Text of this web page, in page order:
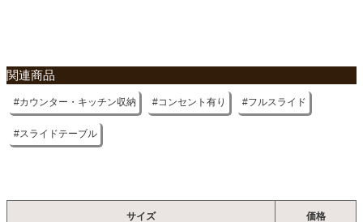
約162ｘ50ｘ86(cm)
梱包重量
約76kg
関連商品
カウンター・キッチン収納 コンセント有り フルスライド
スライドテーブル
サイズ 価格